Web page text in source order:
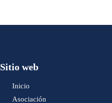
Sitio web
Inicio
Asociación